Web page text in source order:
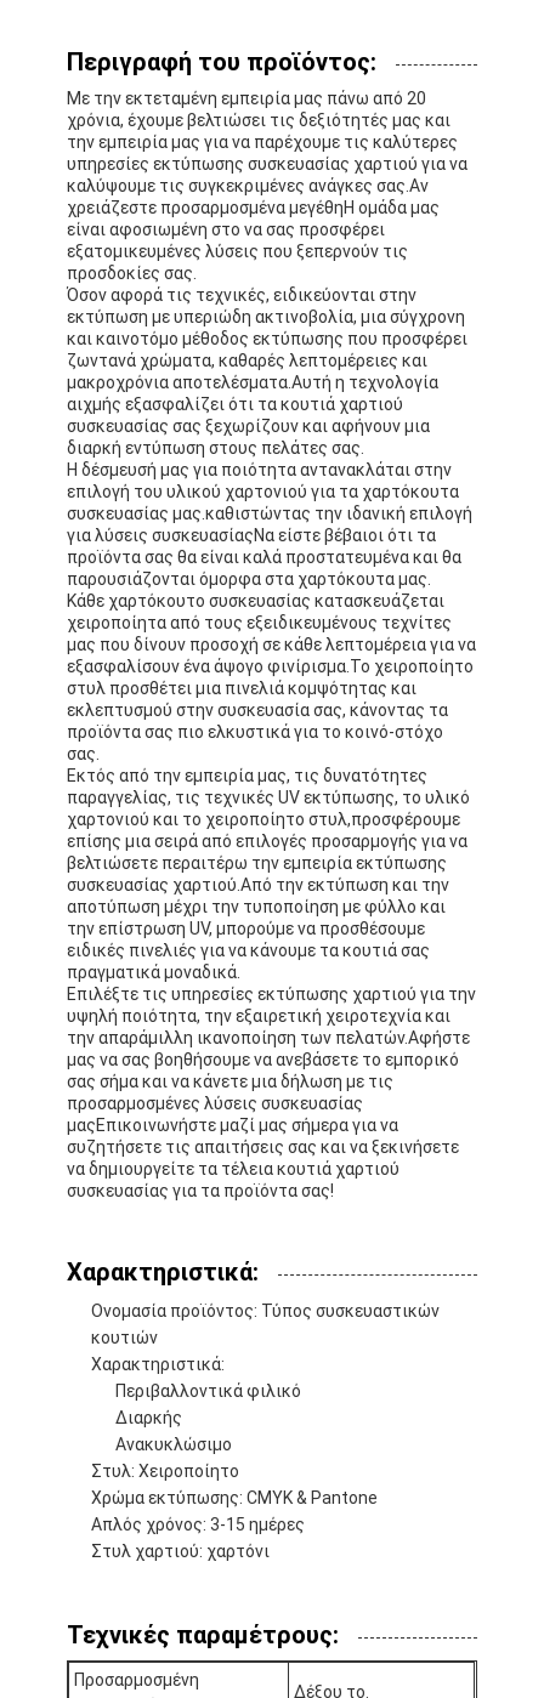
Σπίτι
Σχετικά με εμάς
Περιγραφή του προϊόντος:
Με την εκτεταμένη εμπειρία μας πάνω από 20
χρόνια, έχουμε βελτιώσει τις δεξιότητές μας και
την εμπειρία μας για να παρέχουμε τις καλύτερες
υπηρεσίες εκτύπωσης συσκευασίας χαρτιού για να
καλύψουμε τις συγκεκριμένες ανάγκες σας.Αν
χρειάζεστε προσαρμοσμένα μεγέθηΗ ομάδα μας
είναι αφοσιωμένη στο να σας προσφέρει
εξατομικευμένες λύσεις που ξεπερνούν τις
προσδοκίες σας.
Όσον αφορά τις τεχνικές, ειδικεύονται στην
εκτύπωση με υπεριώδη ακτινοβολία, μια σύγχρονη
και καινοτόμο μέθοδος εκτύπωσης που προσφέρει
ζωντανά χρώματα, καθαρές λεπτομέρειες και
μακροχρόνια αποτελέσματα.Αυτή η τεχνολογία
αιχμής εξασφαλίζει ότι τα κουτιά χαρτιού
συσκευασίας σας ξεχωρίζουν και αφήνουν μια
διαρκή εντύπωση στους πελάτες σας.
Η δέσμευσή μας για ποιότητα αντανακλάται στην
επιλογή του υλικού χαρτονιού για τα χαρτόκουτα
συσκευασίας μας.καθιστώντας την ιδανική επιλογή
για λύσεις συσκευασίαςΝα είστε βέβαιοι ότι τα
προϊόντα σας θα είναι καλά προστατευμένα και θα
παρουσιάζονται όμορφα στα χαρτόκουτα μας.
Κάθε χαρτόκουτο συσκευασίας κατασκευάζεται
χειροποίητα από τους εξειδικευμένους τεχνίτες
μας που δίνουν προσοχή σε κάθε λεπτομέρεια για να
εξασφαλίσουν ένα άψογο φινίρισμα.Το χειροποίητο
στυλ προσθέτει μια πινελιά κομψότητας και
εκλεπτυσμού στην συσκευασία σας, κάνοντας τα
προϊόντα σας πιο ελκυστικά για το κοινό-στόχο
σας.
Εκτός από την εμπειρία μας, τις δυνατότητες
παραγγελίας, τις τεχνικές UV εκτύπωσης, το υλικό
χαρτονιού και το χειροποίητο στυλ,προσφέρουμε
επίσης μια σειρά από επιλογές προσαρμογής για να
βελτιώσετε περαιτέρω την εμπειρία εκτύπωσης
συσκευασίας χαρτιού.Από την εκτύπωση και την
αποτύπωση μέχρι την τυποποίηση με φύλλο και
την επίστρωση UV, μπορούμε να προσθέσουμε
ειδικές πινελιές για να κάνουμε τα κουτιά σας
πραγματικά μοναδικά.
Επιλέξτε τις υπηρεσίες εκτύπωσης χαρτιού για την
υψηλή ποιότητα, την εξαιρετική χειροτεχνία και
την απαράμιλλη ικανοποίηση των πελατών.Αφήστε
μας να σας βοηθήσουμε να ανεβάσετε το εμπορικό
σας σήμα και να κάνετε μια δήλωση με τις
προσαρμοσμένες λύσεις συσκευασίας
μαςΕπικοινωνήστε μαζί μας σήμερα για να
συζητήσετε τις απαιτήσεις σας και να ξεκινήσετε
να δημιουργείτε τα τέλεια κουτιά χαρτιού
συσκευασίας για τα προϊόντα σας!
Χαρακτηριστικά:
Ονομασία προϊόντος: Τύπος συσκευαστικών
κουτιών
Χαρακτηριστικά:
Περιβαλλοντικά φιλικό
Διαρκής
Ανακυκλώσιμο
Στυλ: Χειροποίητο
Χρώμα εκτύπωσης: CMYK & Pantone
Απλός χρόνος: 3-15 ημέρες
Στυλ χαρτιού: χαρτόνι
Τεχνικές παραμέτρους:
Προσαρμοσμένη
Δέξου το.